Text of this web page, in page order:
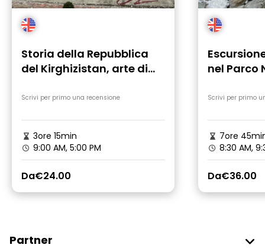
Storia della Repubblica
del Kirghizistan, arte di
souvenir locali
Scrivi per primo una recensione
3ore 15min
9:00 AM, 5:00 PM
Da€24.00
nel Parco
di Bishkek
Scrivi per primo
7ore
8:30 AM,
Da€36.00
Partner